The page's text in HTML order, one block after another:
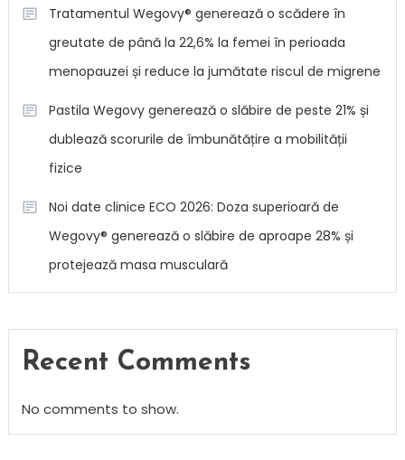
Tratamentul Wegovy® generează o scădere în
greutate de până la 22,6% la femei în perioada
menopauzei și reduce la jumătate riscul de migrene
Pastila Wegovy generează o slăbire de peste 21% și
dublează scorurile de îmbunătățire a mobilității
fizice
Noi date clinice ECO 2026: Doza superioară de
Wegovy® generează o slăbire de aproape 28% și
protejează masa musculară
Recent Comments
No comments to show.